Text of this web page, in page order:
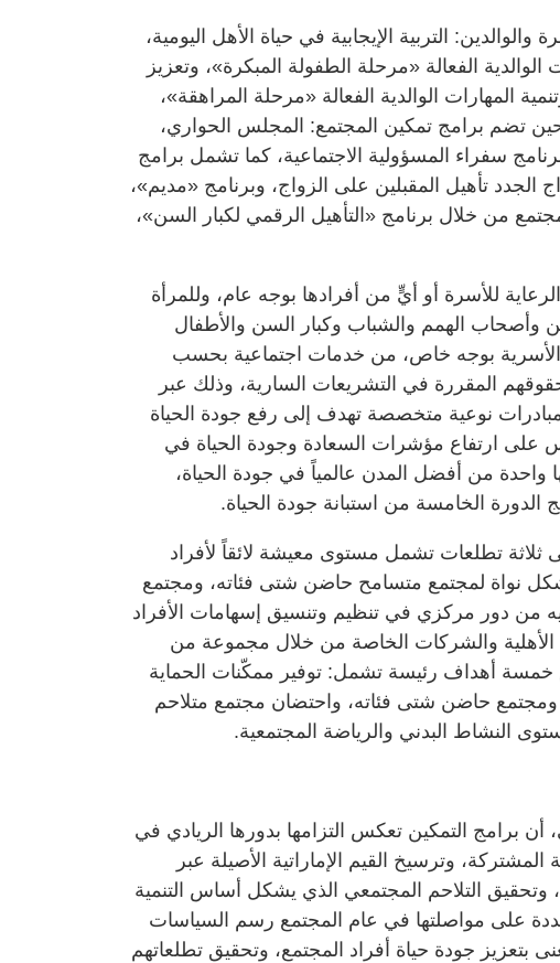
التربية الإيجابية في حياة الأهل اليومية،
الوالدية الفعالة «مرحلة الطفولة المبكرة»، وتعزيز
المهارات الوالدية الفعالة «مرحلة المراهقة»،
تضم برامج تمكين المجتمع: المجلس الحواري،
سفراء المسؤولية الاجتماعية، كما تشمل برامج
الجدد تأهيل المقبلين على الزواج، وبرنامج «مديم»،
من خلال برنامج «التأهيل الرقمي لكبار السن»،
للأسرة أو أيٍّ من أفرادها بوجه عام، وللمرأة
وأصحاب الهمم والشباب وكبار السن والأطفال
بوجه خاص، من خدمات اجتماعية بحسب
المقررة في التشريعات السارية، وذلك عبر
نوعية متخصصة تهدف إلى رفع جودة الحياة
على ارتفاع مؤشرات السعادة وجودة الحياة في
واحدة من أفضل المدن عالمياً في جودة الحياة،
الدورة الخامسة من استبانة جودة الحياة.
تطلعات تشمل مستوى معيشة لائقاً لأفراد
نواة لمجتمع متسامح حاضن شتى فئاته، ومجتمع
من دور مركزي في تنظيم وتنسيق إسهامات الأفراد
والشركات الخاصة من خلال مجموعة من
خمسة أهداف رئيسة تشمل: توفير ممكّنات الحماية
ومجتمع حاضن شتى فئاته، واحتضان مجتمع متلاحم
النشاط البدني والرياضة المجتمعية.
أن برامج التمكين تعكس التزامها بدورها الريادي في
وترسيخ القيم الإماراتية الأصيلة عبر
وتحقيق التلاحم المجتمعي الذي يشكل أساس التنمية
على مواصلتها في عام المجتمع رسم السياسات
بتعزيز جودة حياة أفراد المجتمع، وتحقيق تطلعاتهم